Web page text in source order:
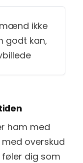
ham med
overskud
føler dig som